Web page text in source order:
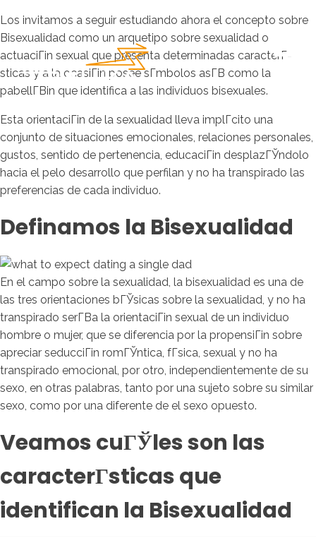
Los invitamos a seguir estudiando ahora el concepto sobre
Bisexualidad como un arquetipo sobre sexualidad o
actuaciГіn sexual que presenta determinadas caracterГ­
sticas y a la ocasiГіn posee sГ­mbolos asГ­В­ como la
pabellГ­Віn que identifica a las individuos bisexuales.
Esta orientaciГіn de la sexualidad lleva implГ­cito una
conjunto de situaciones emocionales, relaciones personales,
gustos, sentido de pertenencia, educaciГіn desplazГЎndolo
hacia el pelo desarrollo que perfilan y no ha transpirado las
preferencias de cada individuo.
Definamos la Bisexualidad
En el campo sobre la sexualidad, la bisexualidad es una de
las tres orientaciones bГЎsicas sobre la sexualidad, y no ha
transpirado serГ­В­a la orientaciГіn sexual de un individuo
hombre o mujer, que se diferencia por la propensiГіn sobre
apreciar seducciГіn romГЎntica, fГ­sica, sexual y no ha
transpirado emocional, por otro, independientemente de su
sexo, en otras palabras, tanto por una sujeto sobre su similar
sexo, como por una diferente de el sexo opuesto.
Veamos cuГЎles son las
caracterГ­sticas que
identifican la Bisexualidad